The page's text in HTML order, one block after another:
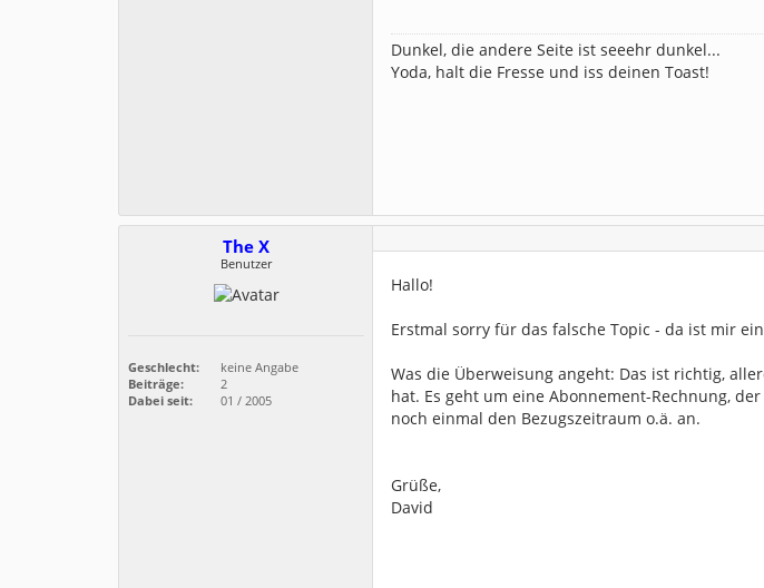
Dunkel, die andere Seite ist seeehr dunkel...
Yoda, halt die Fresse und iss deinen Toast!
The X
Benutzer
Geschlecht:
keine Angabe
Beiträge:
2
Dabei seit:
01 / 2005
Hallo!
Erstmal sorry für das falsche Topic - da ist mir
Was die Überweisung angeht: Das ist richtig,
hat. Es geht um eine Abonnement-Rechnung,
noch einmal den Bezugszeitraum o.ä. an.
Grüße,
David